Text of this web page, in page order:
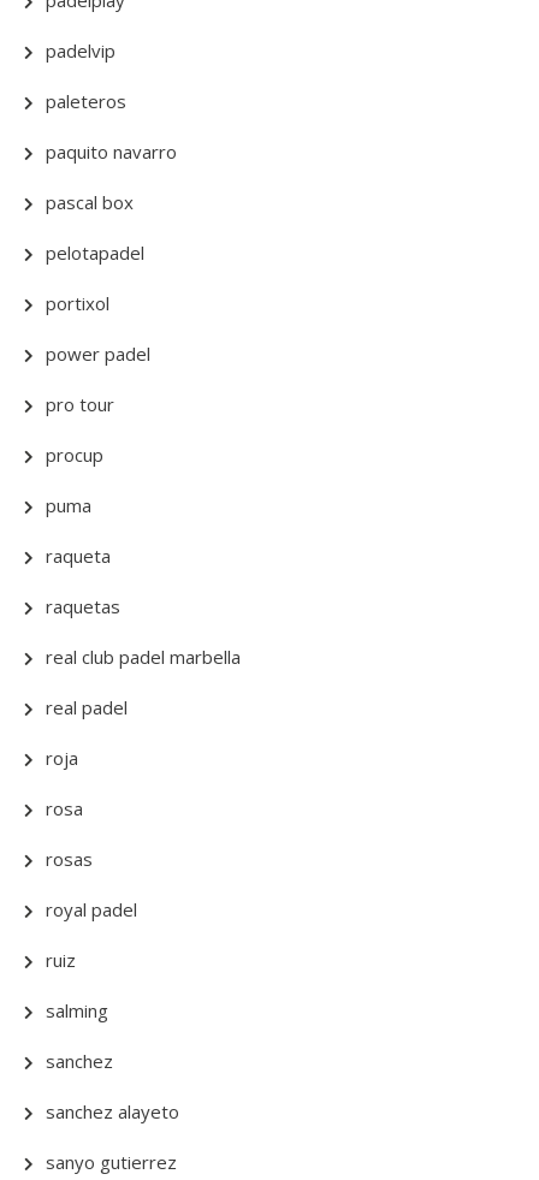
padelvip
paleteros
paquito navarro
pascal box
pelotapadel
portixol
power padel
pro tour
procup
puma
raqueta
raquetas
real club padel marbella
real padel
roja
rosa
rosas
royal padel
ruiz
salming
sanchez
sanchez alayeto
sanyo gutierrez